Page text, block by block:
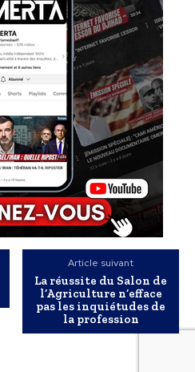
Article suivant
La réussite du Salon de
l’Agriculture n’efface
pas les inquiétudes de
la profession